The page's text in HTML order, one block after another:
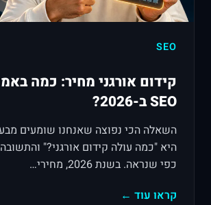
SEO
קידום אורגני מחיר: כמה
SEO ב-2026?
השאלה הכי נפוצה שאנחנו שומעים
היא "כמה עולה קידום אורגני?"
כפי שנראה. בשנת 2026, מחירי…
קראו עוד ←